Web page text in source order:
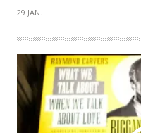
29 JAN.